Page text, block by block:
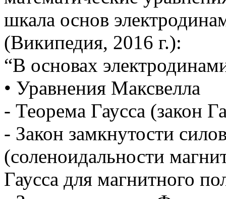
шкала основ
(Википедия, 2016 г.):
“В основах
• Уравнения Максвелла
- Теорема Гаусса (закон
- Закон замкнутости
(соленоидальности
Гаусса для магнитного